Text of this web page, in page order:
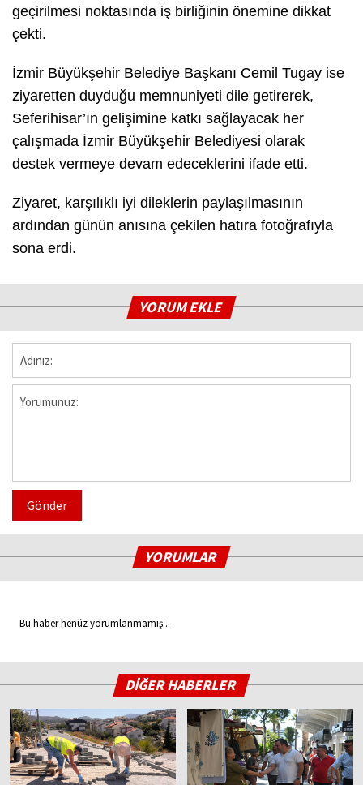
geçirilmesi noktasında iş birliğinin önemine dikkat
çekti.
İzmir Büyükşehir Belediye Başkanı Cemil Tugay ise
ziyaretten duyduğu memnuniyeti dile getirerek,
Seferihisar’ın gelişimine katkı sağlayacak her
çalışmada İzmir Büyükşehir Belediyesi olarak
destek vermeye devam edeceklerini ifade etti.
Ziyaret, karşılıklı iyi dileklerin paylaşılmasının
ardından günün anısına çekilen hatıra fotoğrafıyla
sona erdi.
YORUM EKLE
Gönder
YORUMLAR
Bu haber henüz yorumlanmamış...
DİĞER HABERLER